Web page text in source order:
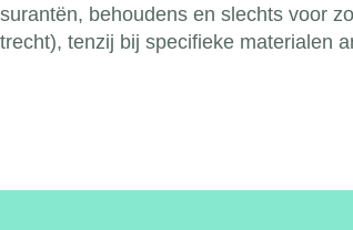
behoudens en slechts voor
tenzij bij specifieke materialen